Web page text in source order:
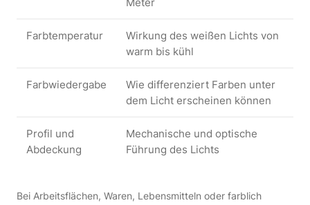
Farbtemperatur
Wirkung des weißen Lichts von
warm bis kühl
Farbwiedergabe
Wie differenziert Farben unter
dem Licht erscheinen können
Profil und
Abdeckung
Mechanische und optische
Führung des Lichts
Bei Arbeitsflächen, Waren, Lebensmitteln oder farblich